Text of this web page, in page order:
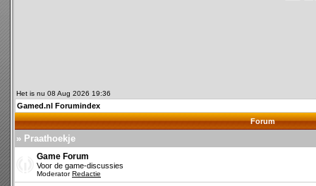
Het is nu 08 Aug 2026 19:36
Gamed.nl Forumindex
Forum
» Praathoekje
Game Forum
Voor de game-discussies
ModeratorRedactie